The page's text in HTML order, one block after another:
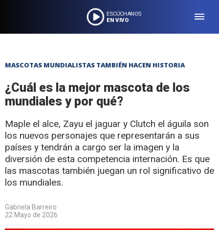
ESCÚCHANOS
EN VIVO
MASCOTAS MUNDIALISTAS TAMBIÉN HACEN HISTORIA
¿Cuál es la mejor mascota de los
mundiales y por qué?
Maple el alce, Zayu el jaguar y Clutch el águila son
los nuevos personajes que representarán a sus
países y tendrán a cargo ser la imagen y la
diversión de esta competencia internación. Es que
las mascotas también juegan un rol significativo de
los mundiales.
Gabriela Barreiro
22 Mayo de 2026